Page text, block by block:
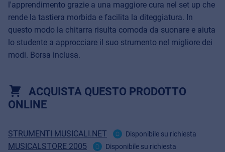
l'apprendimento grazie a una maggiore cura nel set up che
rende la tastiera morbida e facilita la diteggiatura. In
questo modo la chitarra risulta comoda da suonare e aiuta
lo studente a approcciare il suo strumento nel migliore dei
modi. Borsa inclusa.
ACQUISTA QUESTO PRODOTTO
ONLINE
STRUMENTI MUSICALI.NET Disponibile su richiesta
MUSICALSTORE 2005 Disponibile su richiesta